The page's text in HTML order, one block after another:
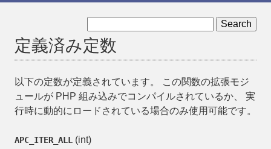
定義済み定数
以下の定数が定義されています。 この関数の拡張モジ
ュールが PHP 組み込みでコンパイルされているか、 実
行時に動的にロードされている場合のみ使用可能です。
APC_ITER_ALL (int)